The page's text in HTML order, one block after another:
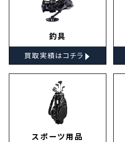
釣具
買取実績はコチラ ▸
スポーツ用品